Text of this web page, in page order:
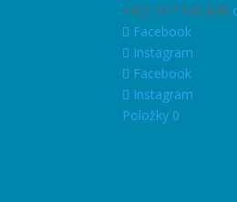
+421 917 045 849
Facebook
Instagram
Facebook
Instagram
Položky 0